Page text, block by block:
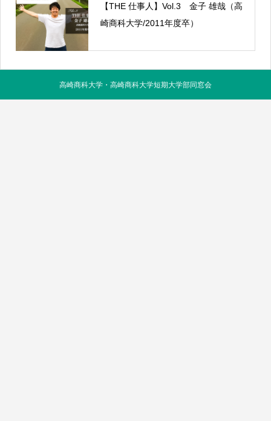
【THE 仕事人】Vol.3 金子 雄哉（高
崎商科大学/2011年度卒）
高崎商科大学・高崎商科大学短期大学部同窓会